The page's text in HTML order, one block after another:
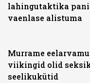
lahingutaktika
vaenlase alistuma
Murrame
viikingid olid
seelikukütid